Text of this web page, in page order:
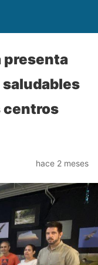
presenta
centros
hace 2 meses